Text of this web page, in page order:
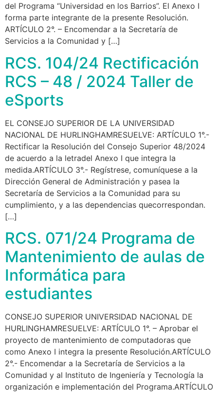
del Programa “Universidad en los Barrios”. El Anexo I
forma parte integrante de la presente Resolución.
ARTÍCULO 2°. – Encomendar a la Secretaría de
Servicios a la Comunidad y […]
RCS. 104/24 Rectificación
RCS – 48 / 2024 Taller de
eSports
EL CONSEJO SUPERIOR DE LA UNIVERSIDAD
NACIONAL DE HURLINGHAMRESUELVE: ARTÍCULO 1°.-
Rectificar la Resolución del Consejo Superior 48/2024
de acuerdo a la letradel Anexo I que integra la
medida.ARTÍCULO 3°.- Regístrese, comuníquese a la
Dirección General de Administración y pasea la
Secretaría de Servicios a la Comunidad para su
cumplimiento, y a las dependencias quecorrespondan.
[…]
RCS. 071/24 Programa de
Mantenimiento de aulas de
Informática para
estudiantes
CONSEJO SUPERIOR UNIVERSIDAD NACIONAL DE
HURLINGHAMRESUELVE: ARTÍCULO 1°. – Aprobar el
proyecto de mantenimiento de computadoras que
como Anexo I integra la presente Resolución.ARTÍCULO
2°.- Encomendar a la Secretaría de Servicios a la
Comunidad y al Instituto de Ingeniería y Tecnología la
organización e implementación del Programa.ARTÍCULO